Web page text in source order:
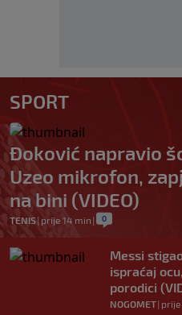
SPORT
Đoković napravio
Uzeo mikrofon,
na bini (VIDEO)
TENIS| prije 14 min | 0
Messi
ispraćaj
porodici
NOGOMET|